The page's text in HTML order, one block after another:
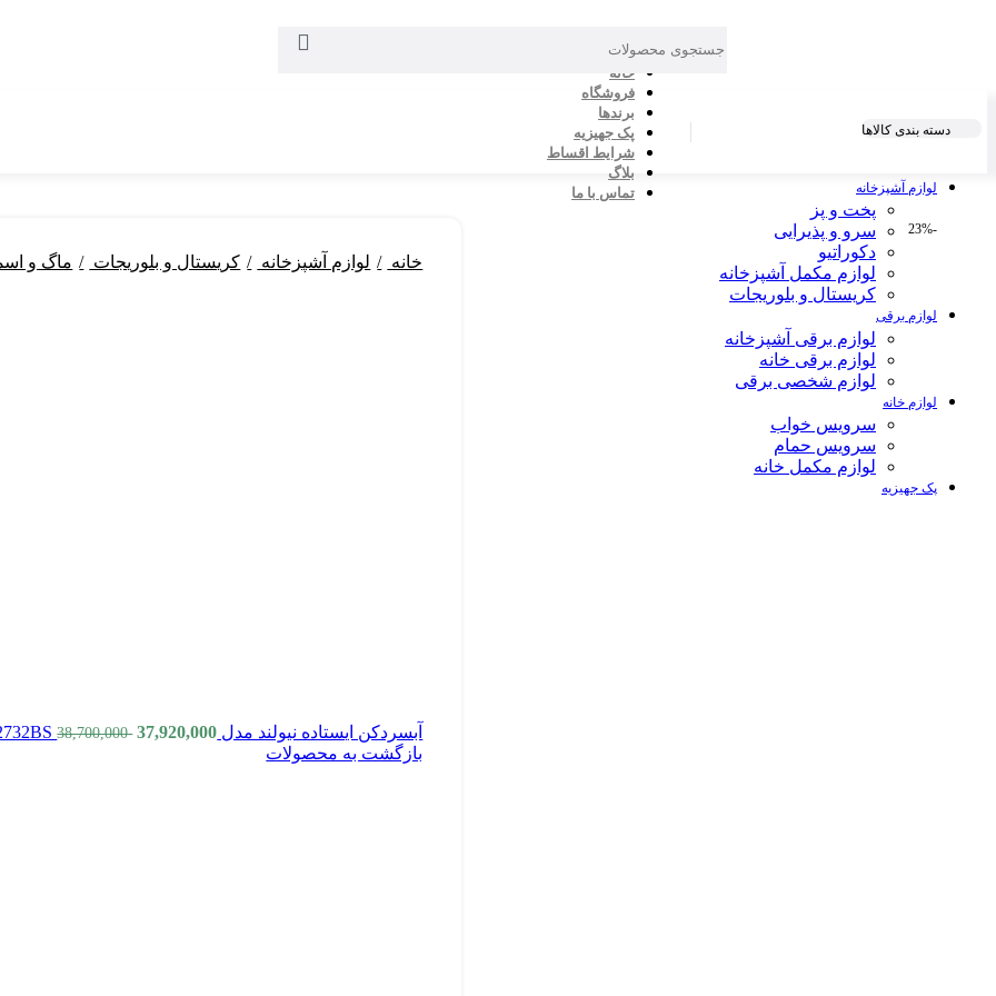
دسته بندی کالاها
لوازم آشپزخانه
پخت و پز
سرو و پذیرایی
دکوراتیو
لوازم مکمل آشپزخانه
کریستال و بلوریجات
لوازم برقی
لوازم برقی آشپزخانه
لوازم برقی خانه
لوازم شخصی برقی
لوازم خانه
سرویس خواب
سرویس حمام
لوازم مکمل خانه
پک جهیزیه
خانه
فروشگاه
برندها
پک جهیزیه
شرایط اقساط
بلاگ
تماس با ما
-23%
خانه لوازم آشپزخانه کریستال و بلوریجات ماگ و
آبسردکن ایستاده نیولند مدل NL-2732BS 38,700,000 37,920,000
بازگشت به محصولات